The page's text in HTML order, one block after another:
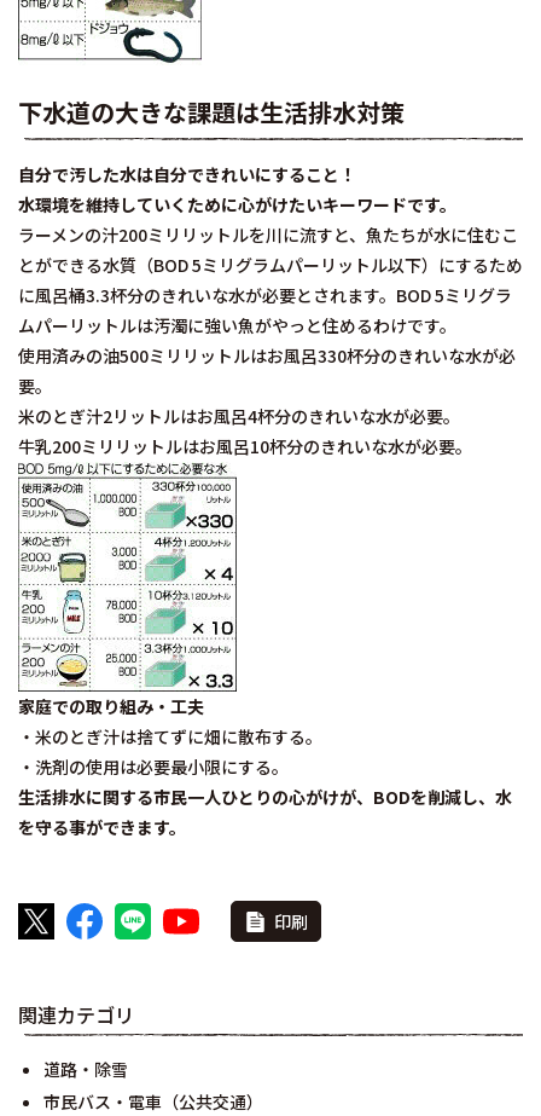
下水道の大きな課題は生活排水対策
自分で汚した水は自分できれいにすること！
水環境を維持していくために心がけたいキーワードです。
ラーメンの汁200ミリリットルを川に流すと、魚たちが水に住むこ
とができる水質（BOD 5ミリグラムパーリットル以下）にするため
に風呂桶3.3杯分のきれいな水が必要とされます。BOD 5ミリグラ
ムパーリットルは汚濁に強い魚がやっと住めるわけです。
使用済みの油500ミリリットルはお風呂330杯分のきれいな水が必
要。
米のとぎ汁2リットルはお風呂4杯分のきれいな水が必要。
牛乳200ミリリットルはお風呂10杯分のきれいな水が必要。
家庭での取り組み・工夫
・米のとぎ汁は捨てずに畑に散布する。
・洗剤の使用は必要最小限にする。
生活排水に関する市民一人ひとりの心がけが、BODを削減し、水
を守る事ができます。
印刷
関連カテゴリ
道路・除雪
市民バス・電車（公共交通）